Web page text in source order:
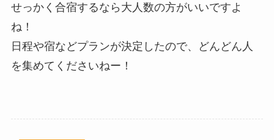
せっかく合宿するなら大人数の方がいいですよ
ね！
日程や宿などプランが決定したので、どんどん人
を集めてくださいねー！